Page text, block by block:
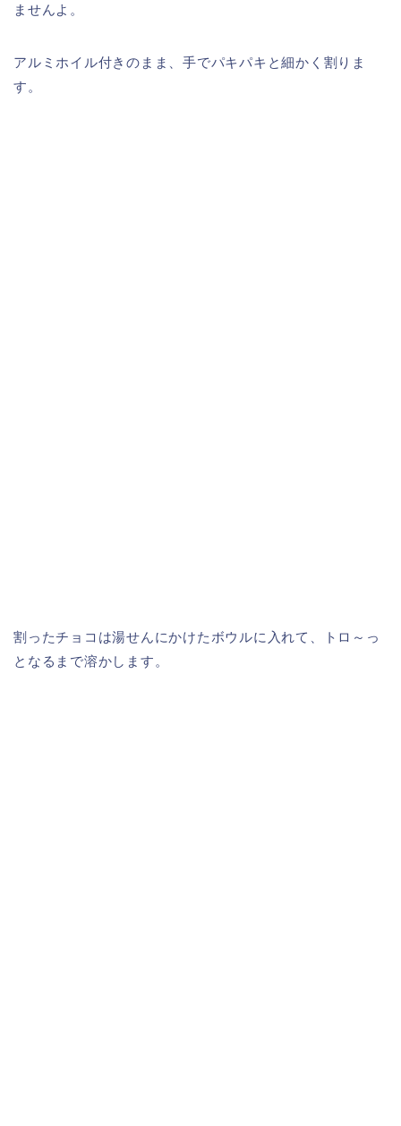
ませんよ。
アルミホイル付きのまま、手でパキパキと細かく割りま
す。
割ったチョコは湯せんにかけたボウルに入れて、トロ～っ
となるまで溶かします。